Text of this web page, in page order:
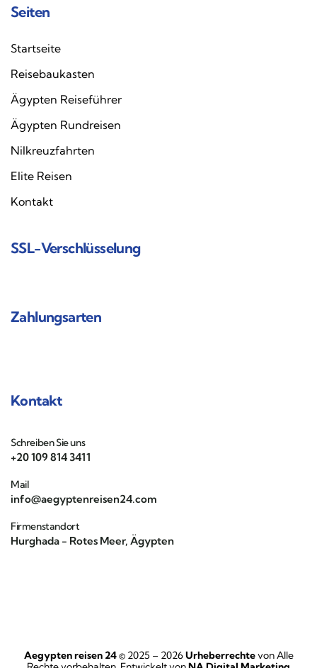
Seiten
Startseite
Reisebaukasten
Ägypten Reiseführer
Ägypten Rundreisen
Nilkreuzfahrten
Elite Reisen
Kontakt
SSL-Verschlüsselung
Zahlungsarten
Kontakt
Schreiben Sie uns
+20 109 814 3411
Mail
info@aegyptenreisen24.com
Firmenstandort
Hurghada - Rotes Meer, Ägypten
Aegypten reisen 24© 2025 – 2026Urheberrechtevon Alle